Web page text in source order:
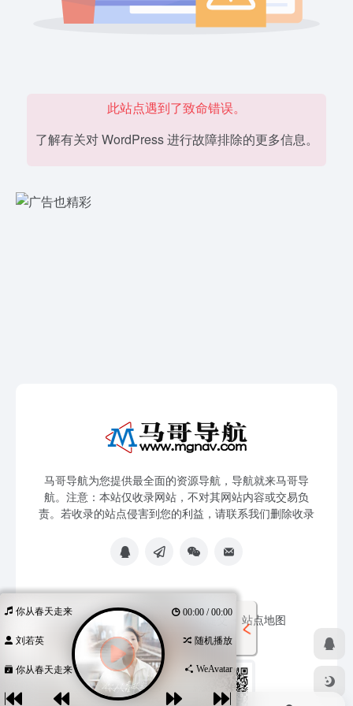
此站点遇到了致命错误。
了解有关对 WordPress 进行故障排除的更多信息。
马哥导航为您提供最全面的资源导航，导航就来马哥导
航。注意：本站仅收录网站，不对其网站内容或交易负
责。若收录的站点侵害到您的利益，请联系我们删除收录
免责声明 友链申请 网站提交 站点地图
你从春天走来 00:00 / 00:00
刘若英 随机播放
你从春天走来 WeAvatar